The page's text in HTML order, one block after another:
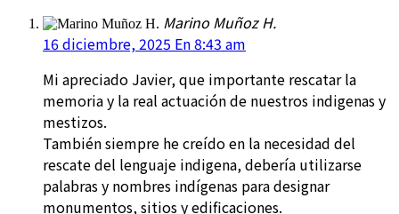
Marino Muñoz H.
16 diciembre, 2025 En 8:43 am
Mi apreciado Javier, que importante rescatar la
memoria y la real actuación de nuestros indigenas y
mestizos.
También siempre he creído en la necesidad del
rescate del lenguaje indigena, debería utilizarse
palabras y nombres indígenas para designar
monumentos, sitios y edificaciones.